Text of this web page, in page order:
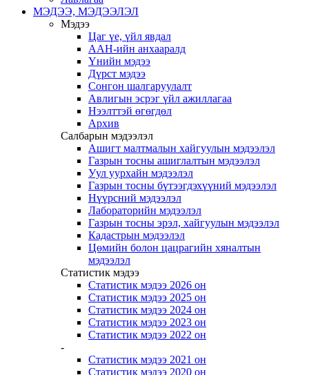
МЭДЭЭ, МЭДЭЭЛЭЛ
Мэдээ
Цаг үе, үйл явдал
ААН-ийн анхааралд
Үнийн мэдээ
Дүрст мэдээ
Сонгон шалгаруулалт
Авлигын эсрэг үйл ажиллагаа
Нээлттэй өгөгдөл
Архив
Салбарын мэдээлэл
Ашигт малтмалын хайгуулын мэдээлэл
Газрын тосны ашиглалтын мэдээлэл
Уул уурхайн мэдээлэл
Газрын тосны бүтээгдэхүүний мэдээлэл
Нүүрсний мэдээлэл
Лабораторийн мэдээлэл
Газрын тосны эрэл, хайгуулын мэдээлэл
Кадастрын мэдээлэл
Цөмийн болон цацрагийн хяналтын
мэдээлэл
Статистик мэдээ
Статистик мэдээ 2026 он
Статистик мэдээ 2025 он
Статистик мэдээ 2024 он
Статистик мэдээ 2023 он
Статистик мэдээ 2022 он
-
Статистик мэдээ 2021 он
Статистик мэдээ 2020 он